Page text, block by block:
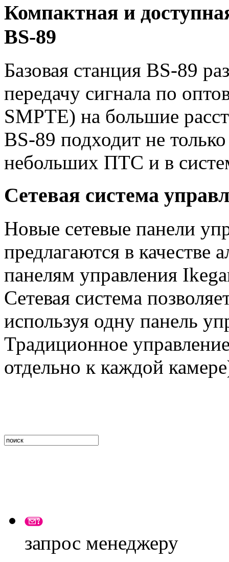
Компактная и
BS-89
Базовая станция BS-89
передачу сигнала по
SMPTE) на большие
BS-89 подходит не
небольших ПТС и в
Сетевая система
Новые сетевые панели
предлагаются в качестве
панелям управления
Сетевая система
используя одну панель
Традиционное
отдельно к каждой
запрос менеджеру